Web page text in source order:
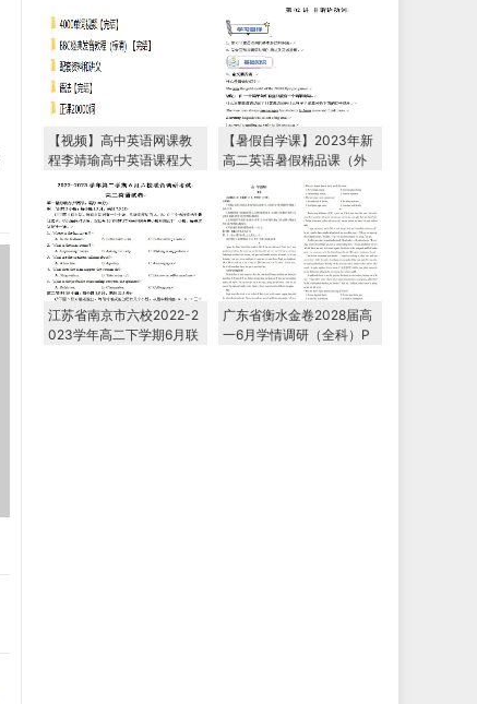
【视频】高中英语网课教
程李靖瑜高中英语课程大
全教学视频
【暑假自学课】2023年新
高二英语暑假精品课（外
江苏省南京市六校2022-2
023学年高二下学期6月联
广东省衡水金卷2028届高
一6月学情调研（全科）P